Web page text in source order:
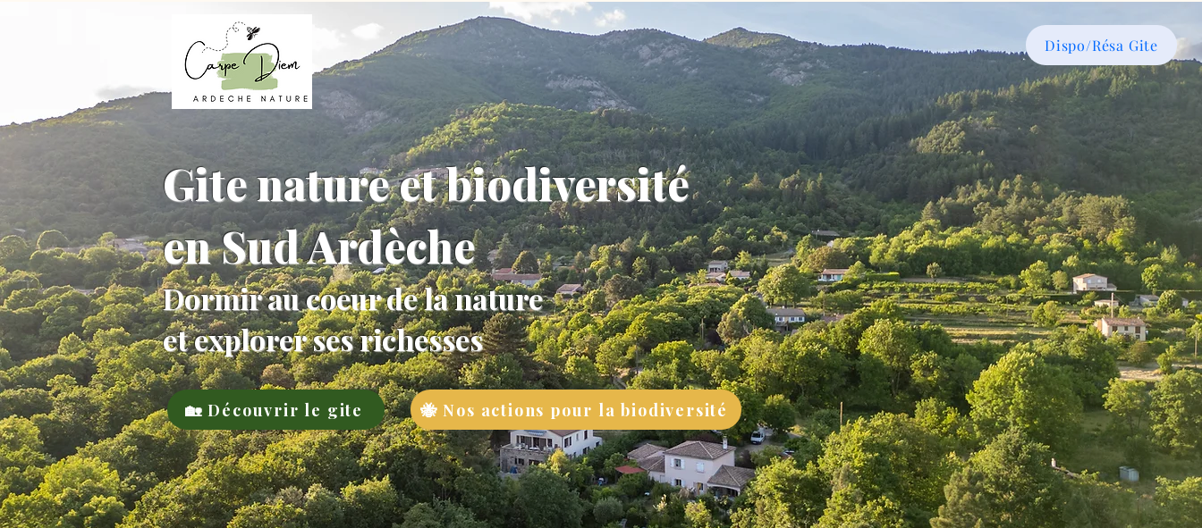
Dispo/Résa Gite
Gite nature et biodiversité
en Sud Ardèche
Dormir au coeur de la nature
et explorer ses richesses
🏡 Découvrir le gite 🐝 Nos actions pour la biodiversité